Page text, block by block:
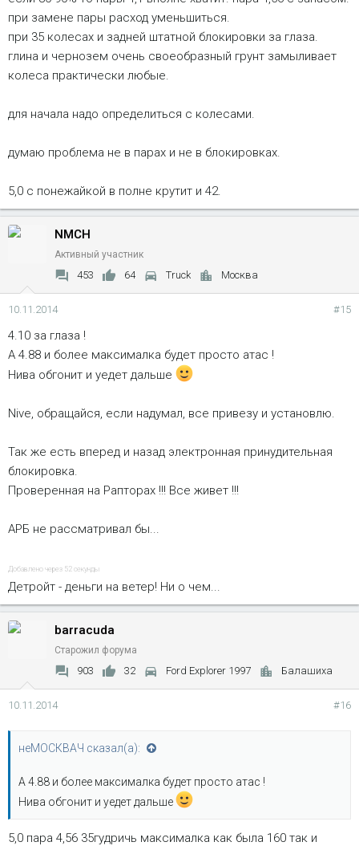
при замене пары расход уменьшиться.
при 35 колесах и задней штатной блокировки за глаза.
глина и чернозем очень своеобразный грунт замыливает
колеса практически любые.
для начала надо определиться с колесами.
думаю проблема не в парах и не в блокировках.
5,0 с понежайкой в полне крутит и 42.
NMCH
Активный участник
453 64 Truck Москва
10.11.2014 #15
4.10 за глаза !
А 4.88 и более максималка будет просто атас !
Нива обгонит и уедет дальше
Nive, обращайся, если надумал, все привезу и установлю.
Так же есть вперед и назад электронная принудительная
блокировка.
Проверенная на Рапторах !!! Все живет !!!
АРБ не рассматривал бы...
Добавлено через 52 секунды
Детройт - деньги на ветер! Ни о чем...
barracuda
Старожил форума
903 32 Ford Explorer 1997 Балашиха
10.11.2014 #16
неМОСКВАЧ сказал(а):
А 4.88 и более максималка будет просто атас !
Нива обгонит и уедет дальше
5,0 пара 4,56 35гудричь максималка как была 160 так и